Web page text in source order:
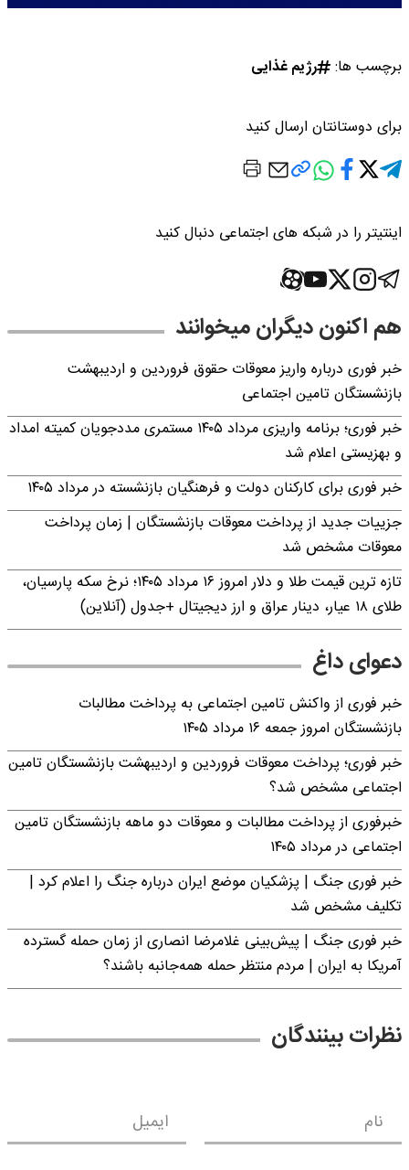
برچسب ها: رژیم غذایی
برای دوستانتان ارسال کنید
اینتیتر را در شبکه های اجتماعی دنبال کنید
هم اکنون دیگران میخوانند
خبر فوری درباره واریز معوقات حقوق فروردین و اردیبهشت
بازنشستگان تامین اجتماعی
خبر فوری؛ برنامه واریزی مرداد ۱۴۰۵ مستمری مددجویان کمیته امداد
و بهزیستی اعلام شد
خبر فوری برای کارکنان دولت و فرهنگیان بازنشسته در مرداد ۱۴۰۵
جزییات جدید از پرداخت معوقات بازنشستگان | زمان پرداخت
معوقات مشخص شد
تازه ترین قیمت طلا و دلار امروز ۱۶ مرداد ۱۴۰۵؛ نرخ سکه پارسیان،
طلای ۱۸ عیار، دینار عراق و ارز دیجیتال +جدول (آنلاین)
دعوای داغ
خبر فوری از واکنش تامین اجتماعی به پرداخت مطالبات
بازنشستگان امروز جمعه ۱۶ مرداد ۱۴۰۵
خبر فوری؛ پرداخت معوقات فروردین و اردیبهشت بازنشستگان تامین
اجتماعی مشخص شد؟
خبرفوری از پرداخت مطالبات و معوقات دو ماهه بازنشستگان تامین
اجتماعی در مرداد ۱۴۰۵
خبر فوری جنگ | پزشکیان موضع ایران درباره جنگ را اعلام کرد |
تکلیف مشخص شد
خبر فوری جنگ | پیش‌بینی غلامرضا انصاری از زمان حمله گسترده
آمریکا به ایران | مردم منتظر حمله همه‌جانبه باشند؟
نظرات بینندگان
نام ایمیل